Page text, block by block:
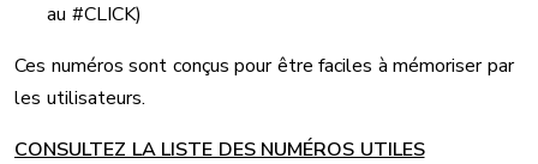
au #CLICK)
Ces numéros sont conçus pour être faciles à mémoriser par
les utilisateurs.
CONSULTEZ LA LISTE DES NUMÉROS UTILES